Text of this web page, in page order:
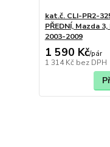
kat.č. CLI-PR2-
PŘEDNÍ, Mazda
2003-2009
1 590 Kč/pár
1 314 Kč bez DPH